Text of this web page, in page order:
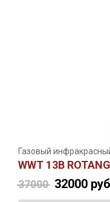
Газовый
WWT 13B
37000 32000